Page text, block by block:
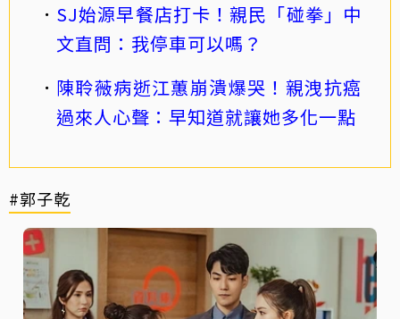
SJ始源早餐店打卡！親民「碰拳」中
文直問：我停車可以嗎？
陳聆薇病逝江蕙崩潰爆哭！親洩抗癌
過來人心聲：早知道就讓她多化一點
#郭子乾